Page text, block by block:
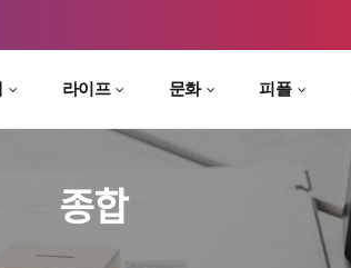
라이프 문화 피플
종합